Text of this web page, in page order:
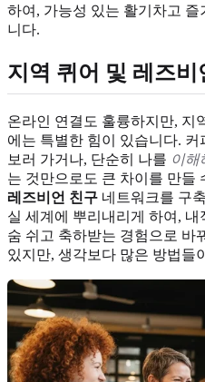
하여, 가능성 있는 활기차고
니다.
지역 퀴어 및 레즈비
온라인 연결도 훌륭하지만, 지
에는 특별한 힘이 있습니다.
보러 가거나, 단순히 나를 이해
는 것만으로도 큰 차이를 만들
레즈비언 친구 네트워크를 구
실 세계에 뿌리내리게 하여,
숨 쉬고 축하받는 경험으로 바
있지만, 생각보다 많은 방법들